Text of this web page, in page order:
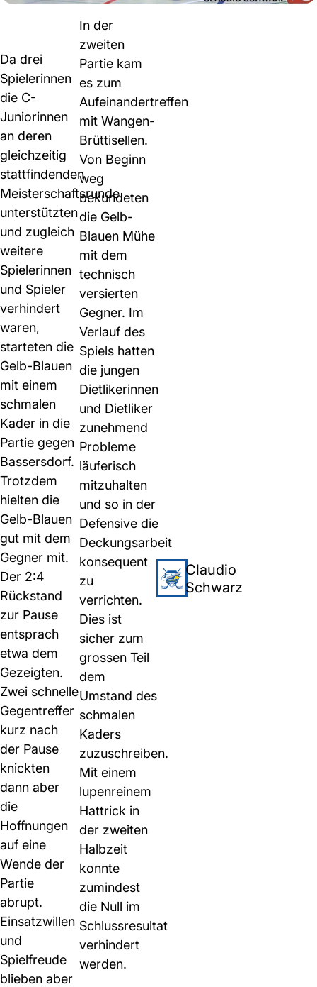
Da drei
Spielerinnen
die C-
Juniorinnen
an deren
gleichzeitig
stattfindenden
Meisterschaftsrunde
unterstützten
und zugleich
weitere
Spielerinnen
und Spieler
verhindert
waren,
starteten die
Gelb-Blauen
mit einem
schmalen
Kader in die
Partie gegen
Bassersdorf.
Trotzdem
hielten die
Gelb-Blauen
gut mit dem
Gegner mit.
Der 2:4
Rückstand
zur Pause
entsprach
etwa dem
Gezeigten.
Zwei schnelle
Gegentreffer
kurz nach
der Pause
knickten
dann aber
die
Hoffnungen
auf eine
Wende der
Partie
abrupt.
Einsatzwillen
und
Spielfreude
blieben aber
In der
zweiten
Partie kam
es zum
Aufeinandertreffen
mit Wangen-
Brüttisellen.
Von Beginn
weg
bekundeten
die Gelb-
Blauen Mühe
mit dem
technisch
versierten
Gegner. Im
Verlauf des
Spiels hatten
die jungen
Dietlikerinnen
und Dietliker
zunehmend
Probleme
läuferisch
mitzuhalten
und so in der
Defensive die
Deckungsarbeit
konsequent
zu
verrichten.
Dies ist
sicher zum
grossen Teil
dem
Umstand des
schmalen
Kaders
zuzuschreiben.
Mit einem
lupenreinem
Hattrick in
der zweiten
Halbzeit
konnte
zumindest
die Null im
Schlussresultat​
verhindert
werden.
Claudio
Schwarz